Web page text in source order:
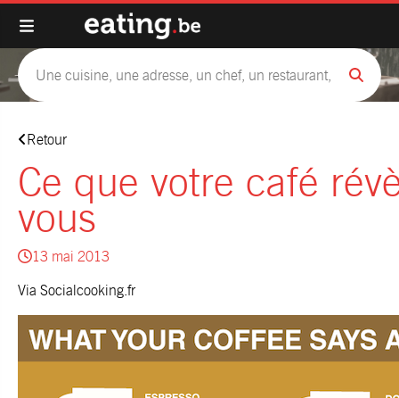
Retour
Ce que votre café
vous
13 mai 2013
Via Socialcooking.fr